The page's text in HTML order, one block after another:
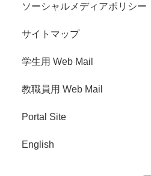
ソーシャルメディアポリシー
サイトマップ
学生用 Web Mail
教職員用 Web Mail
Portal Site
English